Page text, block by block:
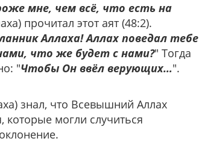
мне, чем всё, что есть на
прочитал этот аят (48:2).
Аллаха! Аллах поведал тебе
что же будет с нами?" Тогда
"Чтобы Он ввёл верующих…".
знал, что Всевышний Аллах
могли случиться